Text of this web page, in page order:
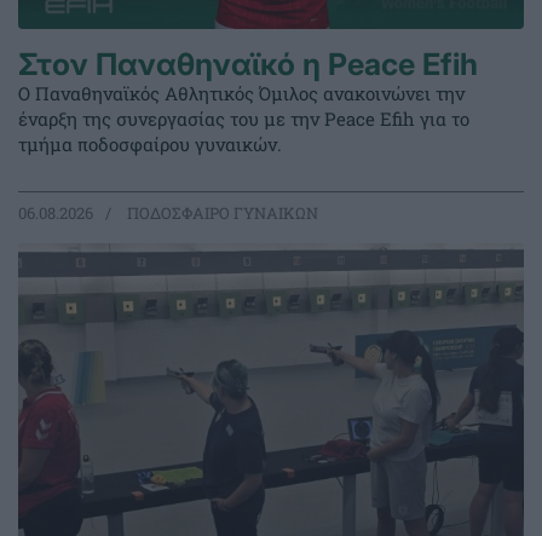
Στον Παναθηναϊκό η Peace Efih
Ο Παναθηναϊκός Αθλητικός Όμιλος ανακοινώνει την
έναρξη της συνεργασίας του με την Peace Efih για το
τμήμα ποδοσφαίρου γυναικών.
06.08.2026 ΠΟΔΟΣΦΑΙΡΟ ΓΥΝΑΙΚΩΝ